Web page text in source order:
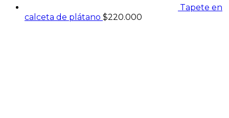
Tapete en
calceta de plátano $220.000